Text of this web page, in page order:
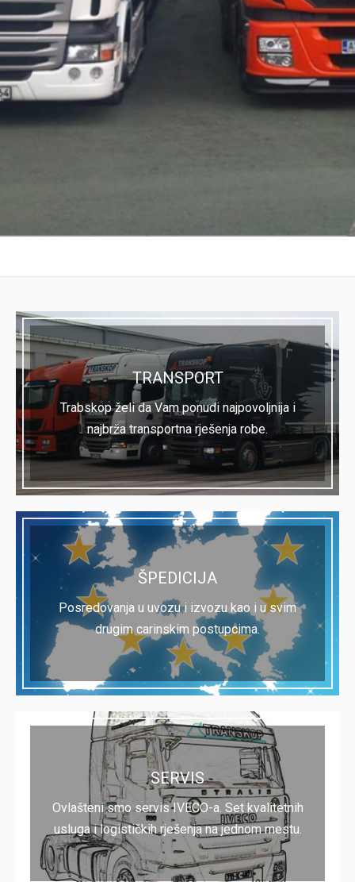
TRANSPORT
Trabskop želi da Vam ponudi najpovoljnija i
najbrža transportna rješenja robe.
ŠPEDICIJA
Posredovanja u uvozu i izvozu kao i u svim
drugim carinskim postupcima.
SERVIS
Ovlašteni smo servis IVECO-a. Set kvalitetnih
usluga i logističkih rješenja na jednom mestu.